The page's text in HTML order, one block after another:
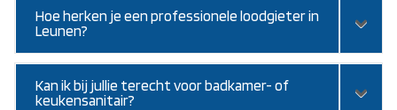
Hoe herken je een professionele loodgieter in
Leunen?
Kan ik bij jullie terecht voor badkamer- of
keukensanitair?